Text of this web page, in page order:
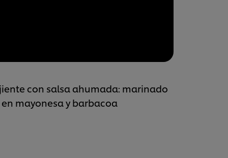
con salsa ahumada: marinado
mayonesa y barbacoa